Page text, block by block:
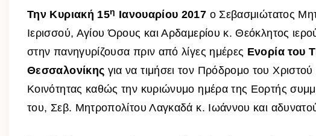
Την Κυριακή 15η Ιανουαρίου 2017 ο Σεβασμιώτατος
Ιερισσού, Αγίου Όρους και Αρδαμερίου κ. Θεόκλητος
στην πανηγυρίζουσα πριν από λίγες ημέρες Ενορία του
Θεσσαλονίκης για να τιμήσει τον Πρόδρομο του
Κοινότητας καθώς την κυριώνυμο ημέρα της Εορτής
του, Σεβ. Μητροπολίτου Λαγκαδά κ. Ιωάννου και